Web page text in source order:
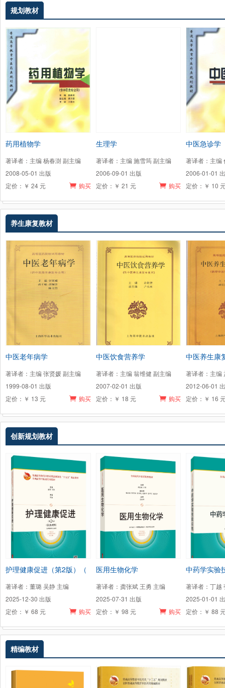
规划教材
药用植物学
著译者：主编 杨春澍 副主编
2008-05-01 出版
购买
定价：￥ 24 元
生理学
著译者：主编 施雪筠 副主编
2006-09-01 出版
购买
定价：￥ 21 元
中医急诊学
著译者：主编
2006-01-01
定价：￥ 10
养生康复教材
中医老年病学
著译者：主编 张贤媛 副主编
1999-08-01 出版
购买
定价：￥ 13 元
中医饮食营养学
著译者：主编 翁维健 副主编
2007-02-01 出版
购买
定价：￥ 18 元
中医养生康
著译者：主编
2012-06-01
定价：￥ 16
创新规划教材
护理健康促进（第2版）（
著译者：董璐 吴静 主编
2025-12-30 出版
购买
定价：￥ 68 元
医用生物化学
著译者：龚张斌 王勇 主编
2025-07-31 出版
购买
定价：￥ 98 元
中药学实验
著译者：丁越
2025-01-01
定价：￥ 88
精编教材